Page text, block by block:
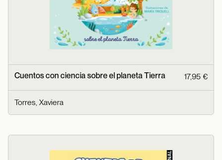
Cuentos con ciencia sobre el planeta Tierra 17,95 €
Torres, Xaviera